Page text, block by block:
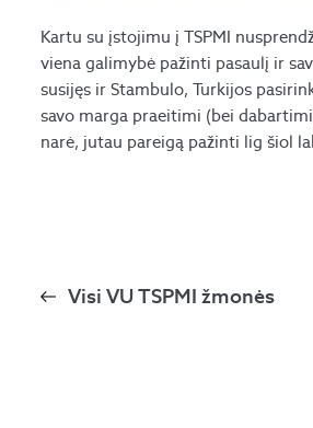
Kartu su įstojimu į TSPMI
viena galimybė pažinti pasaulį ir
susijęs ir Stambulo, Turkijos
savo marga praeitimi (bei
narė, jutau pareigą pažinti lig šiol
Visi VU TSPMI žmonės